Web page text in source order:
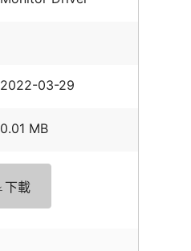
2022-03-29
0.01 MB
下載